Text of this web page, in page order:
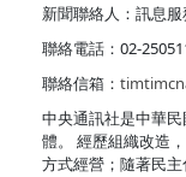
新聞聯絡人：訊息服
聯絡電話：02-
聯絡信箱：
中央通訊社是中華
體。 經歷組織改造
方式經營；隨著民